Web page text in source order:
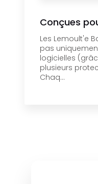
Conçues
Les Lemoult'e
pas
logicielles
plusieurs
Chaq...